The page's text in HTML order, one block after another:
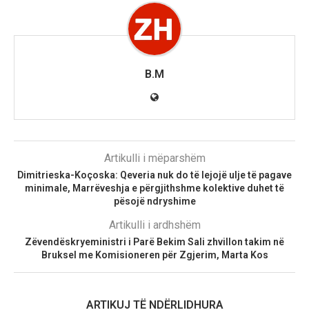
B.M
Artikulli i mëparshëm
Dimitrieska-Koçoska: Qeveria nuk do të lejojë ulje të pagave
minimale, Marrëveshja e përgjithshme kolektive duhet të
pësojë ndryshime
Artikulli i ardhshëm
Zëvendëskryeministri i Parë Bekim Sali zhvillon takim në
Bruksel me Komisioneren për Zgjerim, Marta Kos
ARTIKUJ TË NDËRLIDHURA